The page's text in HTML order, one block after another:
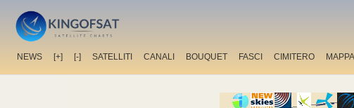
NEWS [+] [-] SATELLITI CANALI BOUQUET FASCI CIMITERO